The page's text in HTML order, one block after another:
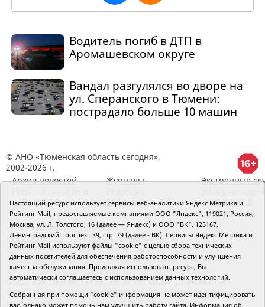
Водитель погиб в ДТП в
Аромашевском округе
Вандал разгулялся во дворе на
ул. Сперанского в Тюмени:
пострадало больше 10 машин
© АНО «Тюменская область сегодня»,
2002-2026 г.
Архив новостей
районов ТО
Журналы
RSS поток
Экстренные
Сведения об
организации
Главный редактор Рябков А.В.
Редакция: 625002, Тюмень, Осипенко, 81,
телефон (3452)49-00-18, e-mail: tumentoday@obl72.ru
Адрес для писем: 625000, Россия, Тюмень, Почтамт,
а/я 371. Для пресс-релизов: tumentoday@obl72.ru.
Отдел писем: тел. (3452) 39-90-59. Отдел рекламы:
тел. (3452) 39-90-51. Регистрация СМИ: Сетевое
издание «Интернет-газета «Тюменская область
Настоящий ресурс использует сервисы веб-аналитики Яндекс Метрика и
Рейтинг Mail, предоставляемые компаниями ООО "Яндекс", 119021, Россия,
Москва, ул. Л. Толстого, 16 (далее — Яндекс) и ООО "ВК", 125167,
Ленинградский проспект 39, стр. 79 (далее - ВК). Сервисы Яндекс Метрика и
Рейтинг Mail используют файлы "cookie" с целью сбора технических
данных посетителей для обеспечения работоспособности и улучшения
качества обслуживания. Продолжая использовать ресурс, Вы
автоматически соглашаетесь с использованием данных технологий.
Собранная при помощи "cookie" информация не может идентифицировать
вас, однако может помочь нам улучшить работу сайта. Информация об